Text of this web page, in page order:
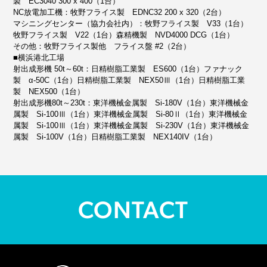
NC放電加工機：牧野フライス製 EDNC32 200 x 320（2台）
マシニングセンター（協力会社内）：牧野フライス製 V33（1台）
牧野フライス製 V22（1台）森精機製 NVD4000 DCG（1台）
その他：牧野フライス製他 フライス盤 #2（2台）
■横浜港北工場
射出成形機 50t～60t：日精樹脂工業製 ES600（1台）ファナック
製 α-50C（1台）日精樹脂工業製 NEX50Ⅲ（1台）日精樹脂工業
製 NEX500（1台）
射出成形機80t～230t：東洋機械金属製 Si-180V（1台）東洋機械金
属製 Si-100Ⅲ（1台）東洋機械金属製 Si-80Ⅱ（1台）東洋機械金
属製 Si-100Ⅲ（1台）東洋機械金属製 Si-230V（1台）東洋機械金
属製 Si-100V（1台）日精樹脂工業製 NEX140IV（1台）
CONTACT